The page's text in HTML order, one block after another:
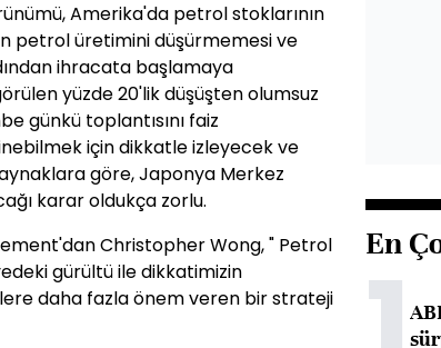
Amerika'da petrol stoklarının
petrol üretimini düşürmemesi ve
ihracata başlamaya
yüzde 20'lik düşüşten olumsuz
günkü toplantısını faiz
için dikkatle izleyecek ve
göre, Japonya Merkez
karar oldukça zorlu.
Christopher Wong, " Petrol
gürültü ile dikkatimizin
daha fazla önem veren bir strateji
En